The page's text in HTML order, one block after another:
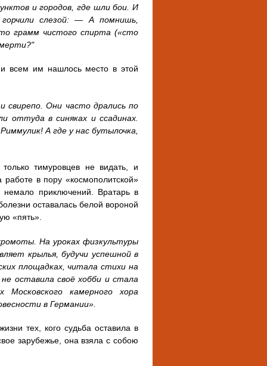
и городов, где шли бои. И
слезой: — А помнишь,
грамм чистого спирта («сто
всем им нашлось место в этой
свирепо. Они часто дрались по
оттуда в синяках и ссадинах.
А где у нас бутылочка,
тимуровцев не видать, и
в пору «космополитской»
приключений. Вратарь в
оставалась белой вороной
«пять».
На уроках физкультуры
крылья, будучи успешной в
площадках, читала стихи на
оставила своё хобби и стала
камерного хора
в Германии».
тех, кого судьба оставила в
зарубежье, она взяла с собою